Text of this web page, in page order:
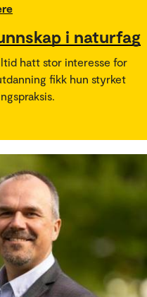
i naturfag
hatt stor interesse for
fikk hun styrket